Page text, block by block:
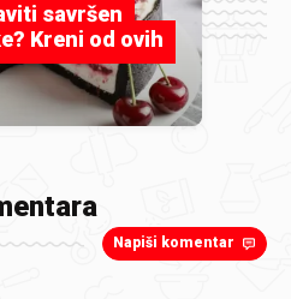
savršen
Kreni od ovih
Napiši komentar